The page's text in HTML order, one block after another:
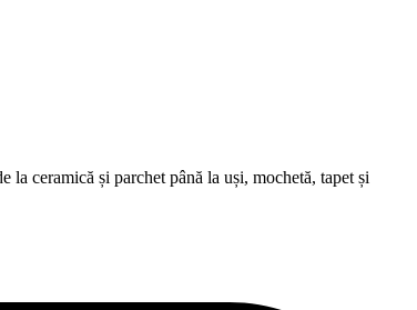
ceramică și parchet până la uși, mochetă, tapet și